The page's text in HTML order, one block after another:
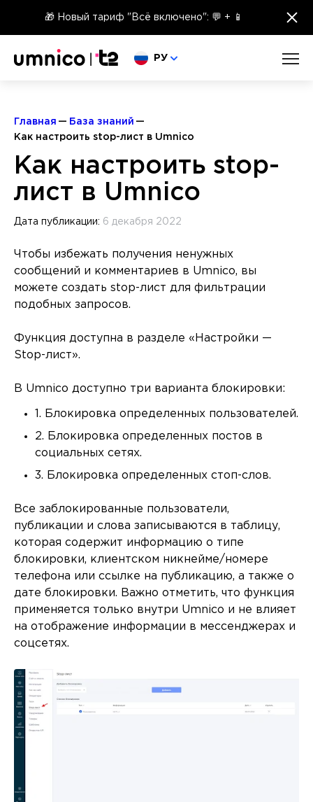
🎁 Новый тариф "Всё включено": 💬 + 📱 ×
Выберите язык
РУ
Главная
База знаний
Как настроить stop-лист в Umnico
Как настроить stop-
лист в Umnico
Дата публикации: 6 декабря 2022
Чтобы избежать получения ненужных
сообщений и комментариев в Umnico, вы
можете создать stop-лист для фильтрации
подобных запросов.
Функция доступна в разделе «Настройки —
Stop-лист».
В Umnico доступно три варианта блокировки:
1. Блокировка определенных пользователей.
2. Блокировка определенных постов в
социальных сетях.
3. Блокировка определенных стоп-слов.
Все заблокированные пользователи,
публикации и слова записываются в таблицу,
которая содержит информацию о типе
блокировки, клиентском никнейме/номере
телефона или ссылке на публикацию, а также о
дате блокировки. Важно отметить, что функция
применяется только внутри Umnico и не влияет
на отображение информации в мессенджерах и
соцсетях.